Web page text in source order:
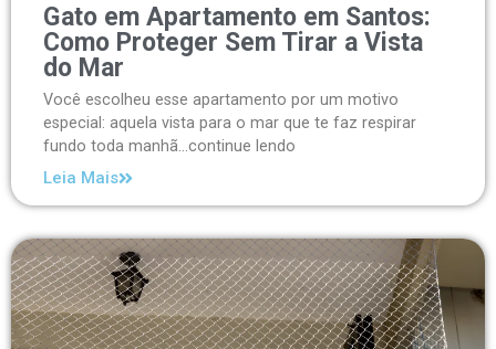
Gato em Apartamento em Santos:
Como Proteger Sem Tirar a Vista
do Mar
Você escolheu esse apartamento por um motivo
especial: aquela vista para o mar que te faz respirar
fundo toda manhã...continue lendo
Leia Mais